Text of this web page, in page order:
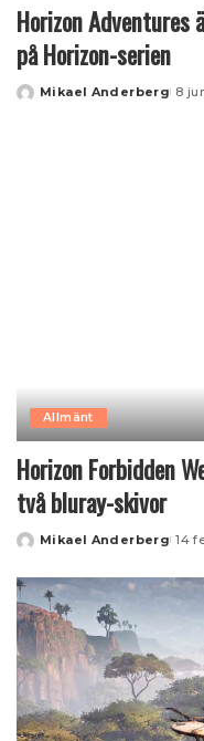
Horizon Adventures
på Horizon-serien
Posted
Mikael Anderberg 8
Allmänt
Horizon Forbidden
två bluray-skivor
Posted
Mikael Anderberg 14